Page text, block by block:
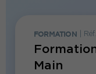
FORMATION
Main